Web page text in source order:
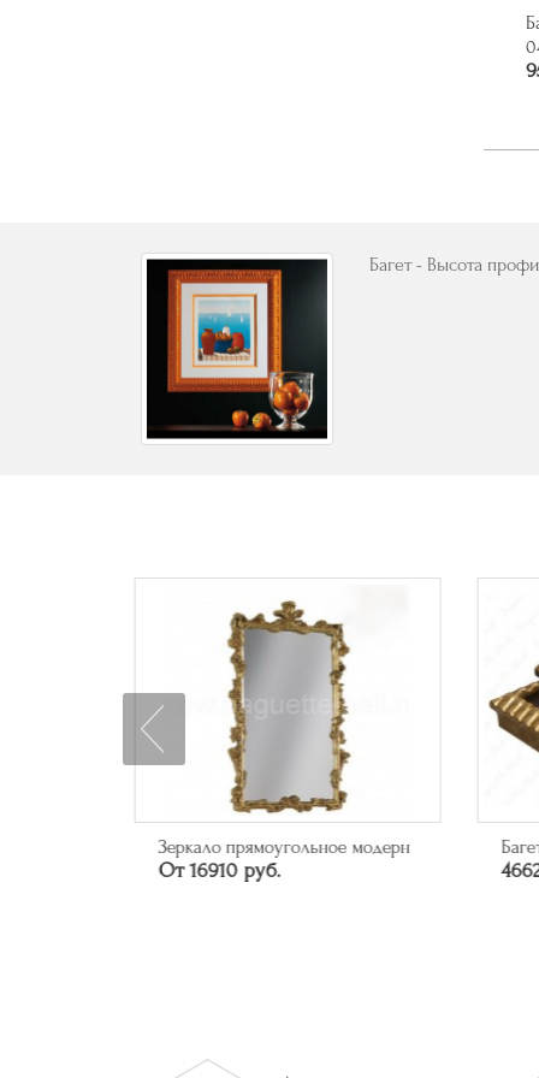
Багет - Высота
Багет арт. 315.84.043
46626 руб.